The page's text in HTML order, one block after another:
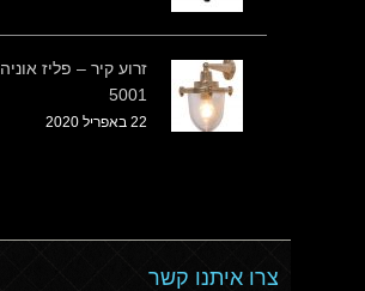
זרוע קיר – פליז אוניה
5001
22 באפריל 2020
צרו איתנו קשר